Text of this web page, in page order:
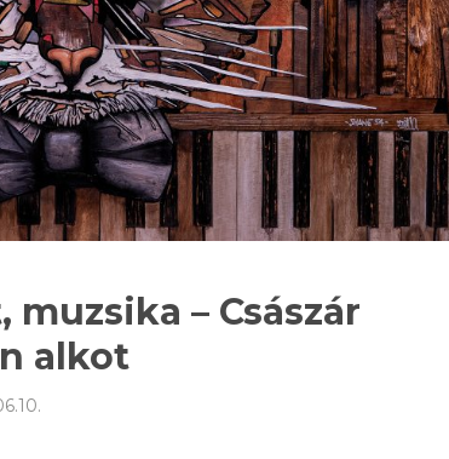
– Császár
alkot